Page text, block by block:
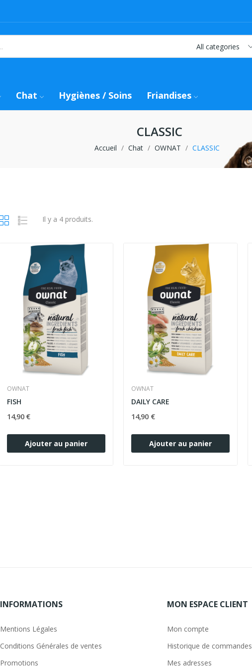
All categories
Chat Hygiènes / Soins Friandises
CLASSIC
Accueil Chat OWNAT CLASSIC
Il y a 4 produits.
OWNAT
FISH
14,90 €
Ajouter au panier
OWNAT
DAILY CARE
14,90 €
Ajouter au panier
INFORMATIONS
Mentions Légales
Conditions Générales de ventes
Promotions
MON ESPACE CLIENT
Mon compte
Historique de commandes
Mes adresses